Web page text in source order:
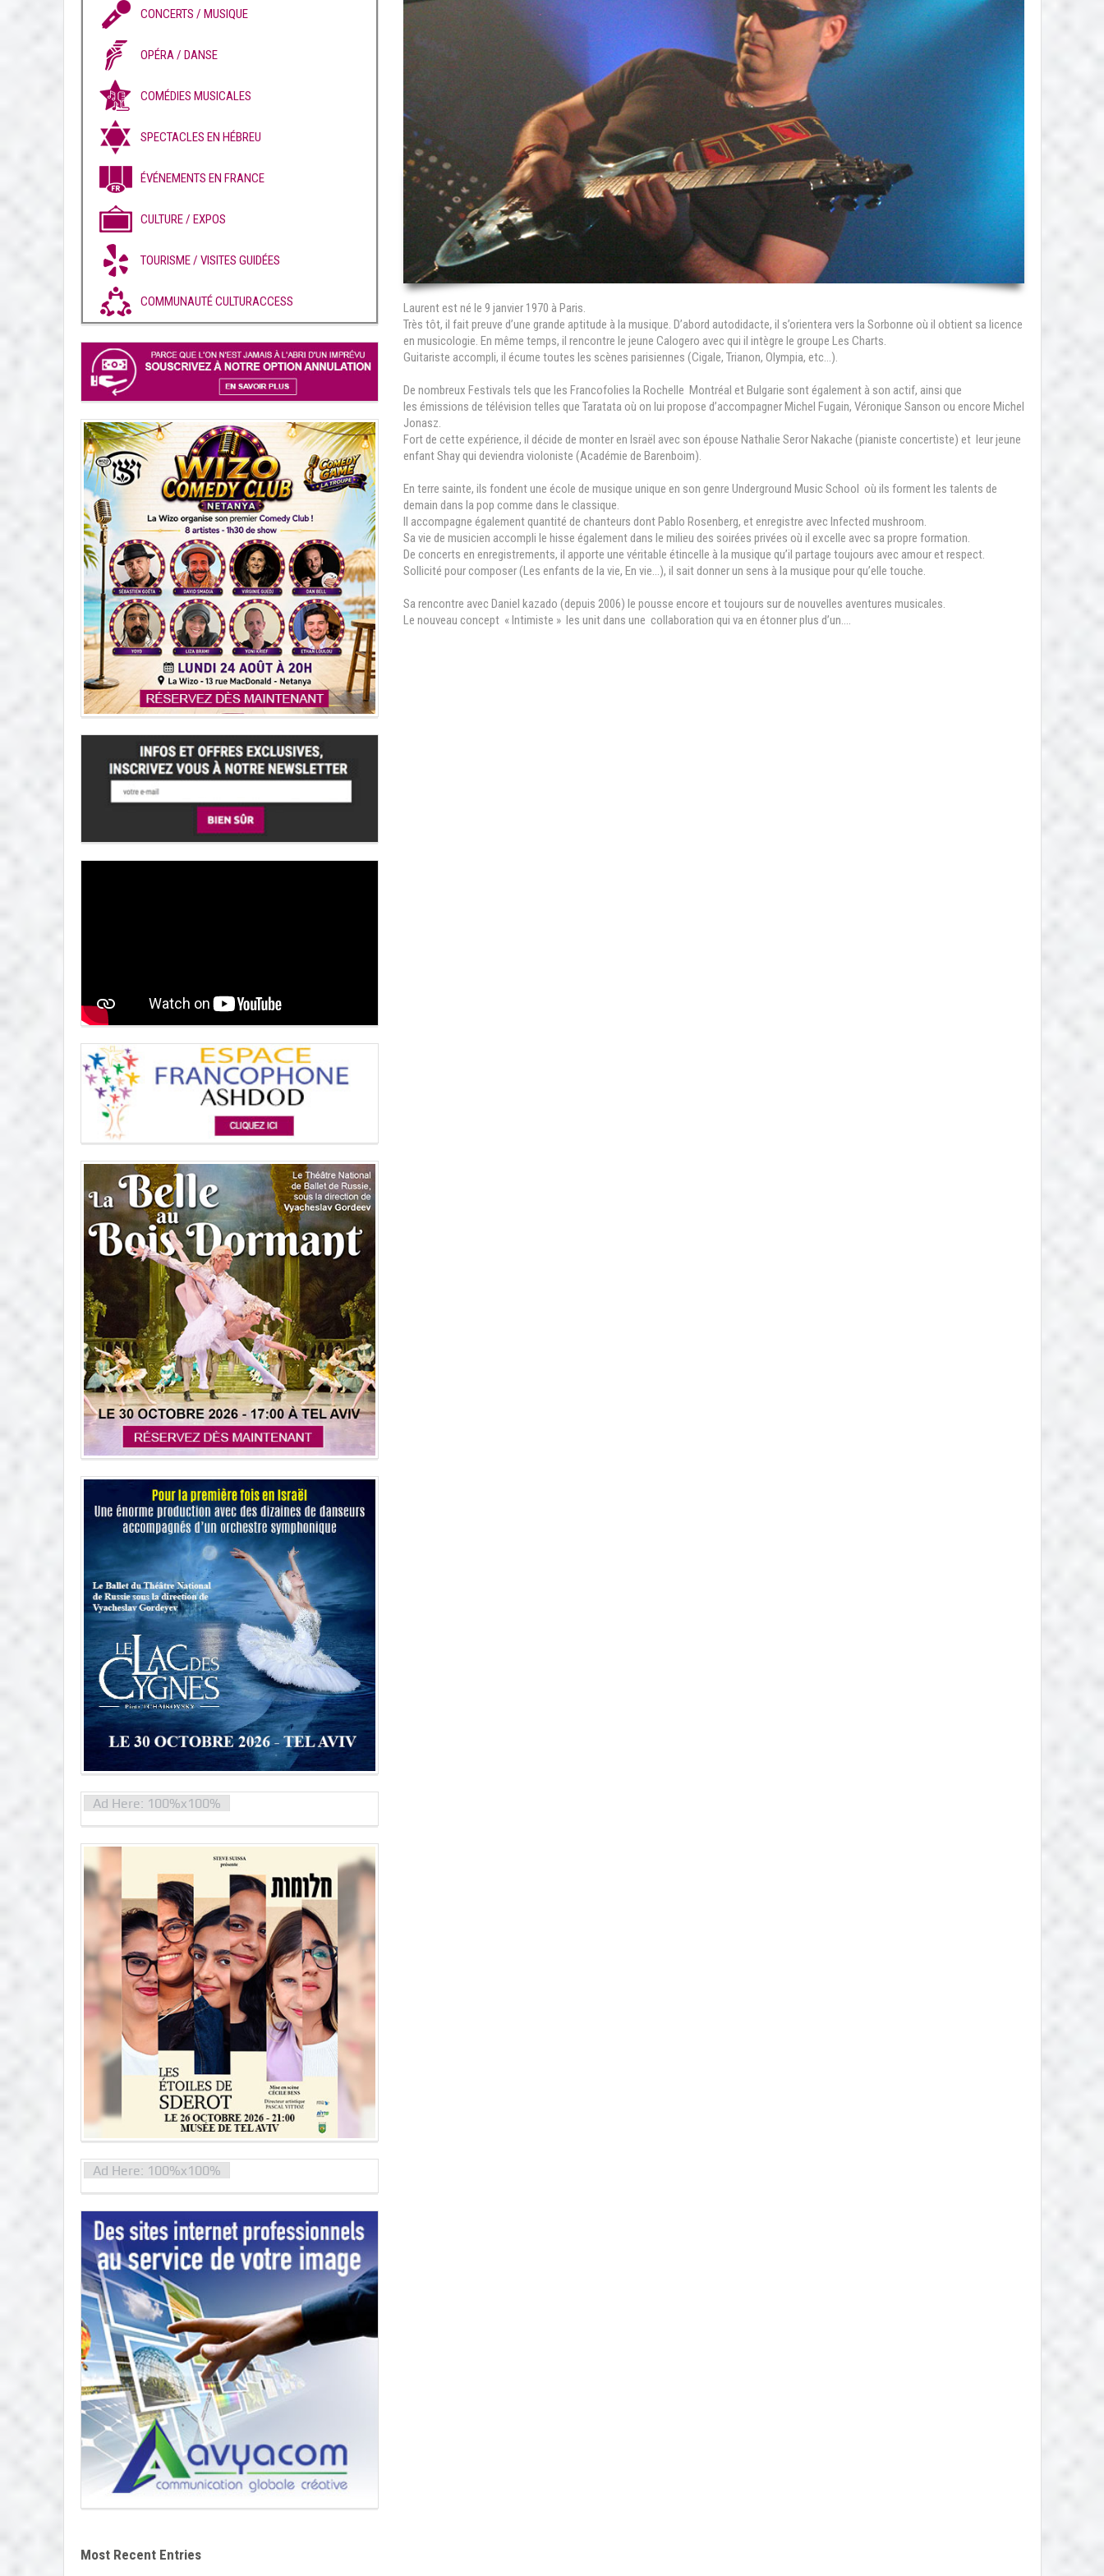
CONCERTS / MUSIQUE
OPÉRA / DANSE
COMÉDIES MUSICALES
SPECTACLES EN HÉBREU
ÉVÉNEMENTS EN FRANCE
CULTURE / EXPOS
TOURISME / VISITES GUIDÉES
COMMUNAUTÉ CULTURACCESS
Ad Here: 100%x100%
Ad Here: 100%x100%
Laurent est né le 9 janvier 1970 à Paris.
Très tôt, il fait preuve d’une grande aptitude à la musique. D’abord autodidacte, il s’orientera vers la Sorbonne où il obtient sa licence
en musicologie. En même temps, il rencontre le jeune Calogero avec qui il intègre le groupe Les Charts.
Guitariste accompli, il écume toutes les scènes parisiennes (Cigale, Trianon, Olympia, etc…).
De nombreux Festivals tels que les Francofolies la Rochelle Montréal et Bulgarie sont également à son actif, ainsi que
les émissions de télévision telles que Taratata où on lui propose d’accompagner Michel Fugain, Véronique Sanson ou encore Michel
Jonasz.
Fort de cette expérience, il décide de monter en Israël avec son épouse Nathalie Seror Nakache (pianiste concertiste) et leur jeune
enfant Shay qui deviendra violoniste (Académie de Barenboim).
En terre sainte, ils fondent une école de musique unique en son genre Underground Music School où ils forment les talents de
demain dans la pop comme dans le classique.
Il accompagne également quantité de chanteurs dont Pablo Rosenberg, et enregistre avec Infected mushroom.
Sa vie de musicien accompli le hisse également dans le milieu des soirées privées où il excelle avec sa propre formation.
De concerts en enregistrements, il apporte une véritable étincelle à la musique qu’il partage toujours avec amour et respect.
Sollicité pour composer (Les enfants de la vie, En vie…), il sait donner un sens à la musique pour qu’elle touche.
Sa rencontre avec Daniel kazado (depuis 2006) le pousse encore et toujours sur de nouvelles aventures musicales.
Le nouveau concept « Intimiste » les unit dans une collaboration qui va en étonner plus d’un….
Most Recent Entries